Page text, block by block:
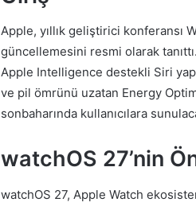
Apple, yıllık geliştirici konferansı
güncellemesini resmi olarak
Apple Intelligence destekli Siri
ve pil ömrünü uzatan Energy
sonbaharında kullanıcılara
watchOS 27’nin
watchOS 27, Apple Watch